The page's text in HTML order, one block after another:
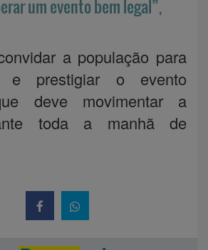
um evento bem legal”,
a população para
e prestigiar o evento
deve movimentar a
toda a manhã de